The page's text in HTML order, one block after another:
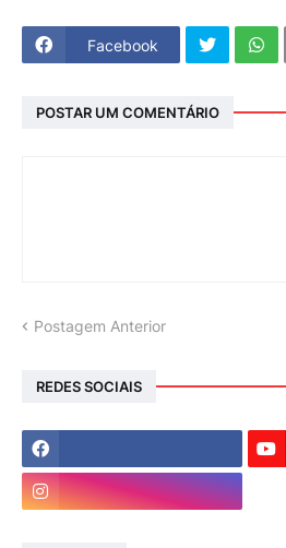
Facebook
POSTAR UM COMENTÁRIO
Postagem Anterior
REDES SOCIAIS